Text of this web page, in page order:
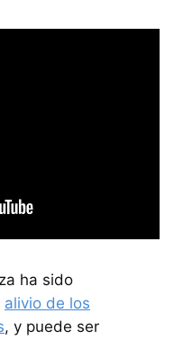
ha sido
alivio de los
, y puede ser